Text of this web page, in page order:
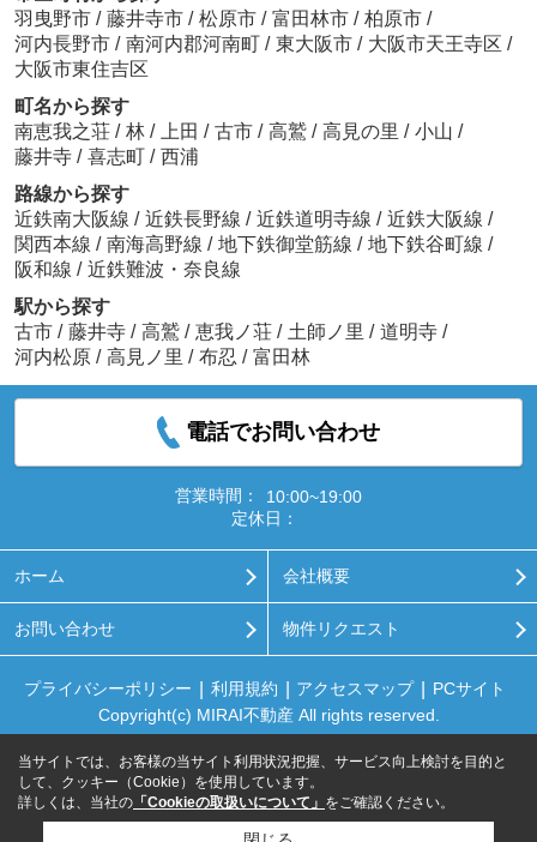
羽曳野市 / 藤井寺市 / 松原市 / 富田林市 / 柏原市 /
河内長野市 / 南河内郡河南町 / 東大阪市 / 大阪市天王寺区 /
大阪市東住吉区
町名から探す
南恵我之荘 / 林 / 上田 / 古市 / 高鷲 / 高見の里 / 小山 /
藤井寺 / 喜志町 / 西浦
路線から探す
近鉄南大阪線 / 近鉄長野線 / 近鉄道明寺線 / 近鉄大阪線 /
関西本線 / 南海高野線 / 地下鉄御堂筋線 / 地下鉄谷町線 /
阪和線 / 近鉄難波・奈良線
駅から探す
古市 / 藤井寺 / 高鷲 / 恵我ノ荘 / 土師ノ里 / 道明寺 /
河内松原 / 高見ノ里 / 布忍 / 富田林
電話でお問い合わせ
営業時間：
10:00~19:00
定休日：
ホーム 会社概要
お問い合わせ 物件リクエスト
プライバシーポリシー 利用規約 アクセスマップ
PCサイト
Copyright(c) MIRAI不動産 All rights reserved.
当サイトでは、お客様の当サイト利用状況把握、サービス向上検討を目的と
して、クッキー（Cookie）を使用しています。
詳しくは、当社の 「Cookieの取扱いについて」 をご確認ください。